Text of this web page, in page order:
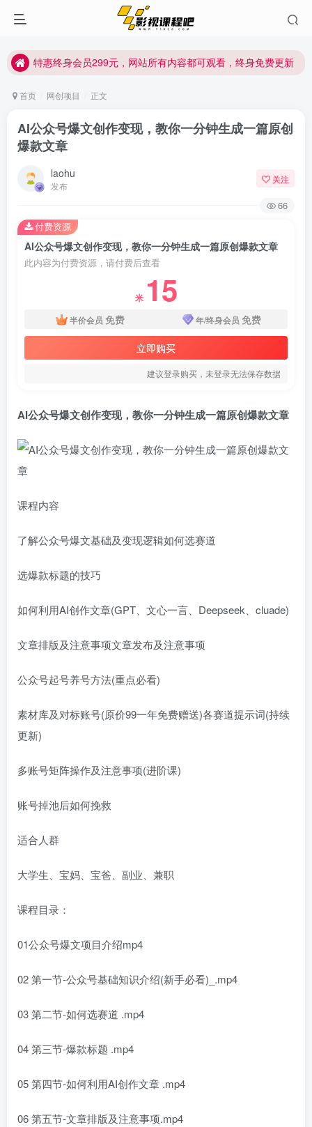
特惠终身会员299元，网站所有内容都可观看，终身免费更新
特惠终身会员299元，网站所有内容都可观看，终身免费更新
首页 网创项目 正文
AI公众号爆文创作变现，教你一分钟生成一篇原创
爆款文章
laohu
发布
关注
66
AI公众号爆文创作变现，教你一分钟生成一篇原创爆款文章
此内容为付费资源，请付费后查看
米 15
半价会员 免费 年/终身会员 免费
立即购买
建议登录购买，未登录无法保存数据
付费资源
AI公众号爆文创作变现，教你一分钟生成一篇原创爆款文章
课程内容
了解公众号爆文基础及变现逻辑如何选赛道
选爆款标题的技巧
如何利用AI创作文章(GPT、文心一言、Deepseek、cluade)
文章排版及注意事项文章发布及注意事项
公众号起号养号方法(重点必看)
素材库及对标账号(原价99一年免费赠送)各赛道提示词(持续
更新)
多账号矩阵操作及注意事项(进阶课)
账号掉池后如何挽救
适合人群
大学生、宝妈、宝爸、副业、兼职
课程目录：
01公众号爆文项目介绍mp4
02 第一节-公众号基础知识介绍(新手必看)_.mp4
03 第二节-如何选赛道 .mp4
04 第三节-爆款标题 .mp4
05 第四节-如何利用AI创作文章 .mp4
06 第五节-文章排版及注意事项.mp4